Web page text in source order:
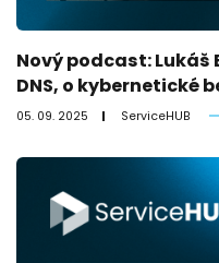
Nový podcast:
DNS, o kybernetické
05. 09. 2025 ServiceHUB